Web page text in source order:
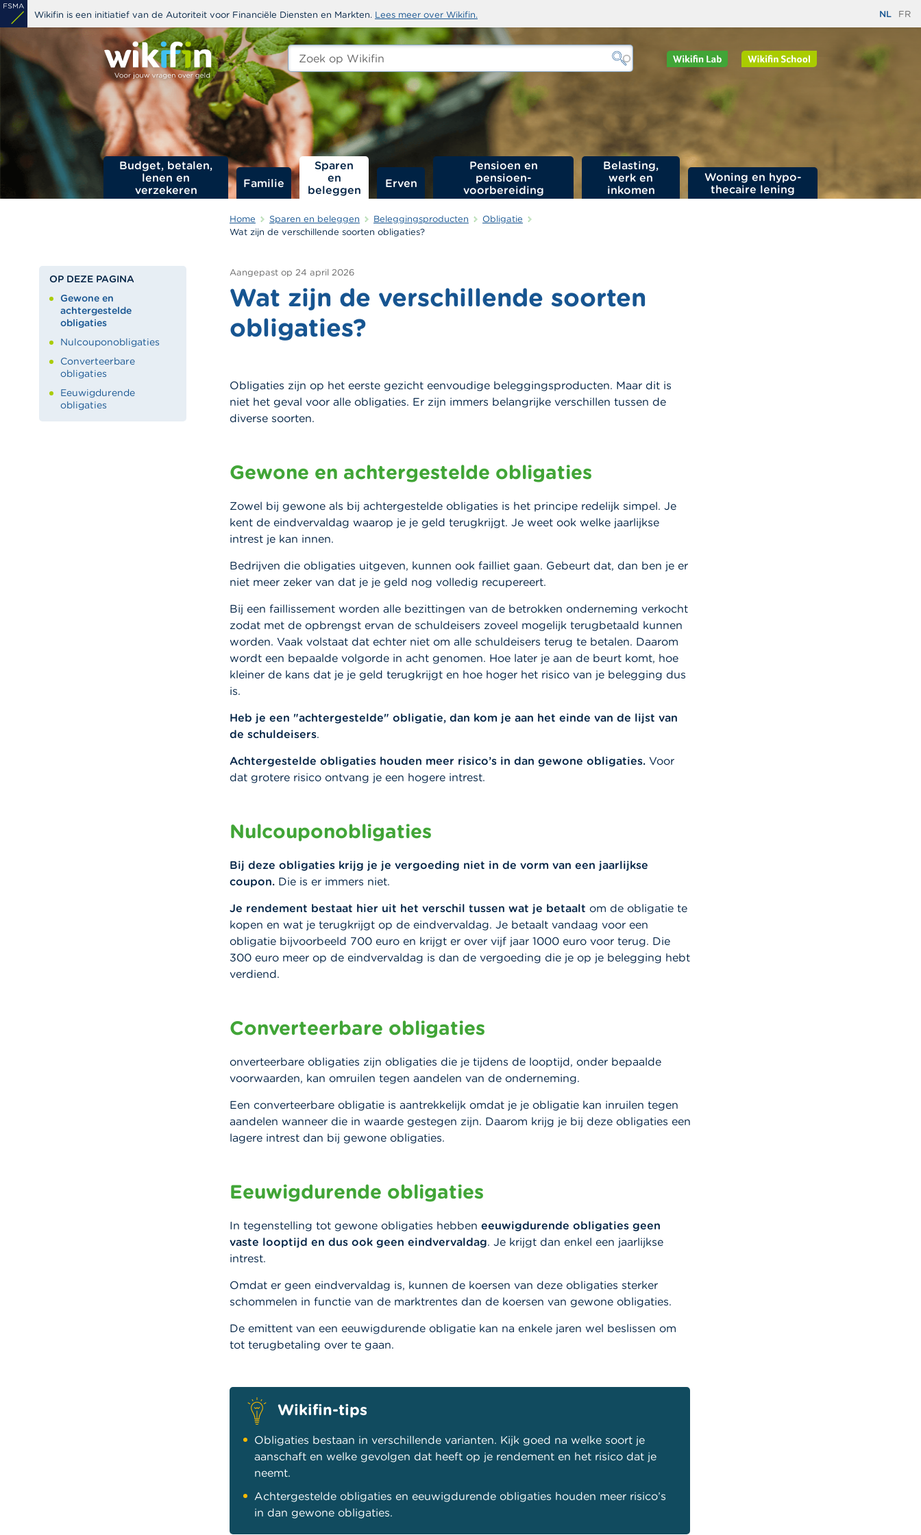
Overslaan
en
naar
inhoud
Wikifin is een initiatief van de Autoriteit voor Financiële Diensten en Markten. Lees meer over Wikifin. NL FR
Zoeken
edit-
Budget, betalen,
lenen en
verzekeren
Familie
Sparen
en
beleggen
Erven
Pensioen en
pensioen­
voorbereiding
Belasting,
werk en
inkomen
Woning en hypo­
thecaire lening
Home Sparen en beleggen Beleggingsproducten
Obligatie
Wat zijn de verschillende soorten obligaties?
Aangepast op 24 april 2026
Wat zijn de verschillende soorten
obligaties?
Obligaties zijn op het eerste gezicht eenvoudige beleggingsproducten. Maar dit is
niet het geval voor alle obligaties. Er zijn immers belangrijke verschillen tussen de
diverse soorten.
OP DEZE PAGINA
Gewone en
achtergestelde
obligaties
Nulcouponobligaties
Converteerbare
obligaties
Eeuwigdurende
obligaties
Gewone en achtergestelde obligaties
Zowel bij gewone als bij achtergestelde obligaties is het principe redelijk simpel. Je
kent de eindvervaldag waarop je je geld terugkrijgt. Je weet ook welke jaarlijkse
intrest je kan innen.
Bedrijven die obligaties uitgeven, kunnen ook failliet gaan. Gebeurt dat, dan ben je er
niet meer zeker van dat je je geld nog volledig recupereert.
Bij een faillissement worden alle bezittingen van de betrokken onderneming verkocht
zodat met de opbrengst ervan de schuldeisers zoveel mogelijk terugbetaald kunnen
worden. Vaak volstaat dat echter niet om alle schuldeisers terug te betalen. Daarom
wordt een bepaalde volgorde in acht genomen. Hoe later je aan de beurt komt, hoe
kleiner de kans dat je je geld terugkrijgt en hoe hoger het risico van je belegging dus
is.
Heb je een "achtergestelde" obligatie, dan kom je aan het einde van de lijst van
de schuldeisers.
Achtergestelde obligaties houden meer risico’s in dan gewone obligaties. Voor
dat grotere risico ontvang je een hogere intrest.
Nulcouponobligaties
Bij deze obligaties krijg je je vergoeding niet in de vorm van een jaarlijkse
coupon. Die is er immers niet.
Je rendement bestaat hier uit het verschil tussen wat je betaalt om de obligatie te
kopen en wat je terugkrijgt op de eindvervaldag. Je betaalt vandaag voor een
obligatie bijvoorbeeld 700 euro en krijgt er over vijf jaar 1000 euro voor terug. Die
300 euro meer op de eindvervaldag is dan de vergoeding die je op je belegging hebt
verdiend.
Converteerbare obligaties
onverteerbare obligaties zijn obligaties die je tijdens de looptijd, onder bepaalde
voorwaarden, kan omruilen tegen aandelen van de onderneming.
Een converteerbare obligatie is aantrekkelijk omdat je je obligatie kan inruilen tegen
aandelen wanneer die in waarde gestegen zijn. Daarom krijg je bij deze obligaties een
lagere intrest dan bij gewone obligaties.
Eeuwigdurende obligaties
In tegenstelling tot gewone obligaties hebben eeuwigdurende obligaties geen
vaste looptijd en dus ook geen eindvervaldag. Je krijgt dan enkel een jaarlijkse
intrest.
Omdat er geen eindvervaldag is, kunnen de koersen van deze obligaties sterker
schommelen in functie van de marktrentes dan de koersen van gewone obligaties.
De emittent van een eeuwigdurende obligatie kan na enkele jaren wel beslissen om
tot terugbetaling over te gaan.
Wikifin-tips
Obligaties bestaan in verschillende varianten. Kijk goed na welke soort je
aanschaft en welke gevolgen dat heeft op je rendement en het risico dat je
neemt.
Achtergestelde obligaties en eeuwigdurende obligaties houden meer risico’s
in dan gewone obligaties.